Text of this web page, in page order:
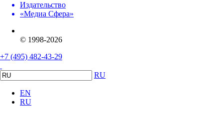
Издательство
«Медиа Сфера»
© 1998-2026
+7 (495) 482-43-29
RU
EN
RU